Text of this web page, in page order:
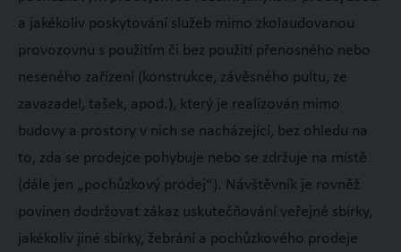
a jakékoliv poskytování služeb mimo zkolaudovanou
provozovnu s použitím či bez použití přenosného nebo
neseného zařízení (konstrukce, závěsného pultu, ze
zavazadel, tašek, apod.), který je realizován mimo
budovy a prostory v nich se nacházející, bez ohledu na
to, zda se prodejce pohybuje nebo se zdržuje na místě
(dále jen „pochůzkový prodej“). Návštěvník je rovněž
povinen dodržovat zákaz uskutečňování veřejné sbírky,
jakékoliv jiné sbírky, žebrání a pochůzkového prodeje